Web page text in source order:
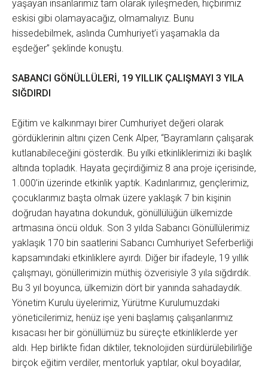
yaşayan insanlarımız tam olarak iyileşmeden, hiçbirimiz
eskisi gibi olamayacağız, olmamalıyız. Bunu
hissedebilmek, aslında Cumhuriyet’i yaşamakla da
eşdeğer” şeklinde konuştu.
SABANCI GÖNÜLLÜLERİ, 19 YILLIK ÇALIŞMAYI 3 YILA
SIĞDIRDI
Eğitim ve kalkınmayı birer Cumhuriyet değeri olarak
gördüklerinin altını çizen Cenk Alper, “Bayramların çalışarak
kutlanabileceğini gösterdik. Bu yılki etkinliklerimizi iki başlık
altında topladık. Hayata geçirdiğimiz 8 ana proje içerisinde,
1.000’in üzerinde etkinlik yaptık. Kadınlarımız, gençlerimiz,
çocuklarımız başta olmak üzere yaklaşık 7 bin kişinin
doğrudan hayatına dokunduk, gönüllülüğün ülkemizde
artmasına öncü olduk. Son 3 yılda Sabancı Gönüllülerimiz
yaklaşık 170 bin saatlerini Sabancı Cumhuriyet Seferberliği
kapsamındaki etkinliklere ayırdı. Diğer bir ifadeyle, 19 yıllık
çalışmayı, gönüllerimizin müthiş özverisiyle 3 yıla sığdırdık.
Bu 3 yıl boyunca, ülkemizin dört bir yanında sahadaydık.
Yönetim Kurulu üyelerimiz, Yürütme Kurulumuzdaki
yöneticilerimiz, henüz işe yeni başlamış çalışanlarımız
kısacası her bir gönüllümüz bu süreçte etkinliklerde yer
aldı. Hep birlikte fidan diktiler, teknolojiden sürdürülebilirliğe
birçok eğitim verdiler, mentorluk yaptılar, okul boyadılar,